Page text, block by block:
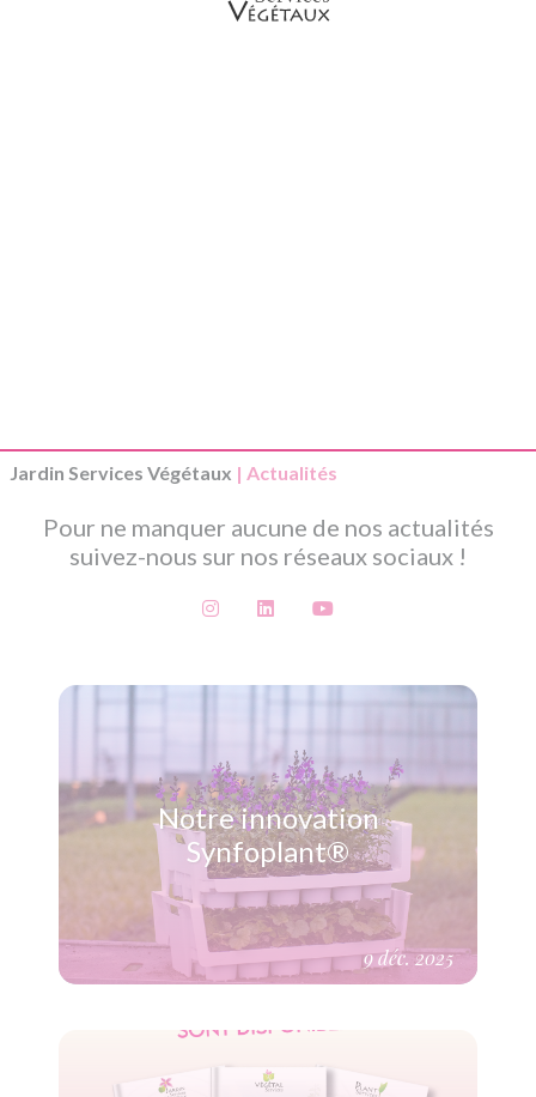
Jardin Services Végétaux | Actualités
Pour ne manquer aucune de nos actualités
suivez-nous sur nos réseaux sociaux !
Notre innovation
Synfoplant®
9 déc. 2025